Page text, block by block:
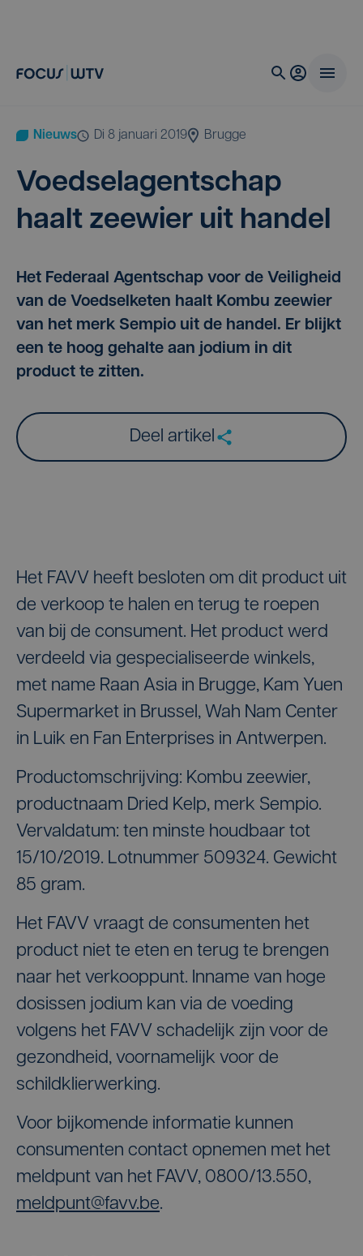
Nieuws di 8 januari 2019 Brugge
Voed­sel­agent­schap
haalt zee­wier uit handel
Het Federaal Agentschap voor de Veiligheid
van de Voedselketen haalt Kombu zeewier
van het merk Sempio uit de handel. Er blijkt
een te hoog gehalte aan jodium in dit
product te zitten.
Deel artikel
Het FAVV heeft besloten om dit product uit
de verkoop te halen en terug te roepen
van bij de consument. Het product werd
verdeeld via gespecialiseerde winkels,
met name Raan Asia in Brugge, Kam Yuen
Supermarket in Brussel, Wah Nam Center
in Luik en Fan Enterprises in Antwerpen.
Productomschrijving: Kombu zeewier,
productnaam Dried Kelp, merk Sempio.
Vervaldatum: ten minste houdbaar tot
15/10/2019. Lotnummer 509324. Gewicht
85 gram.
Het FAVV vraagt de consumenten het
product niet te eten en terug te brengen
naar het verkooppunt. Inname van hoge
dosissen jodium kan via de voeding
volgens het FAVV schadelijk zijn voor de
gezondheid, voornamelijk voor de
schildklierwerking.
Voor bijkomende informatie kunnen
consumenten contact opnemen met het
meldpunt van het FAVV, 0800/13.550,
meldpunt@favv.be.